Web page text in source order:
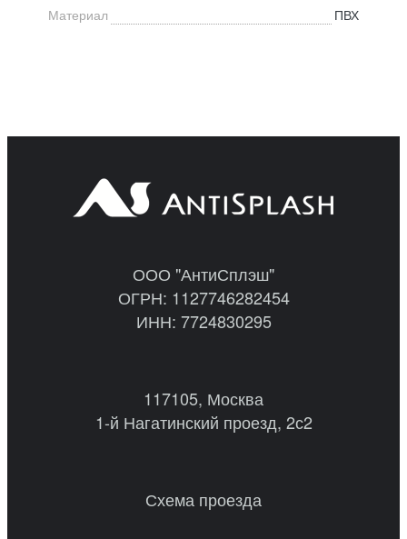
Материал
ПВХ
ООО "АнтиСплэш"
ОГРН: 1127746282454
ИНН: 7724830295
117105, Москва
1-й Нагатинский проезд, 2с2
Схема проезда